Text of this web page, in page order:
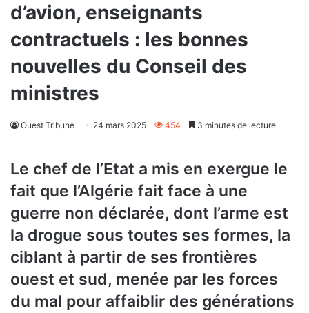
d’avion, enseignants
contractuels : les bonnes
nouvelles du Conseil des
ministres
Ouest Tribune 24 mars 2025 454 3 minutes de lecture
Le chef de l’Etat a mis en exergue le
fait que l’Algérie fait face à une
guerre non déclarée, dont l’arme est
la drogue sous toutes ses formes, la
ciblant à partir de ses frontières
ouest et sud, menée par les forces
du mal pour affaiblir des générations